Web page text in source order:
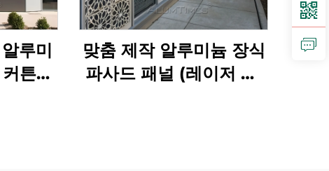
루미
튼월
맞춤 제작 알루미늄 장식
파사드 패널 (레이저 컷,